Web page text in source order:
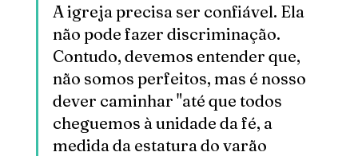
A igreja precisa ser confiável. Ela
não pode fazer discriminação.
Contudo, devemos entender que,
não somos perfeitos, mas é nosso
dever caminhar "até que todos
cheguemos à unidade da fé, a
medida da estatura do varão